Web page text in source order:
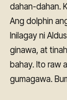
dahan-dahan.
Ang dolphin
Inilagay ni
ginawa, at
bahay. Ito raw
gumagawa.